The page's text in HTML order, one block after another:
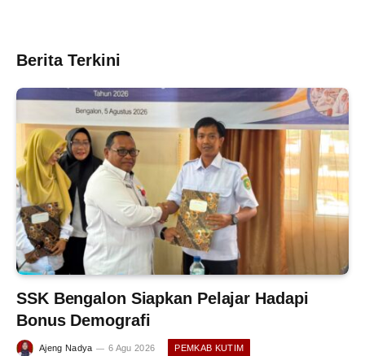
Berita Terkini
SSK Bengalon Siapkan Pelajar Hadapi
Bonus Demografi
Ajeng Nadya 6 Agu 2026 PEMKAB KUTIM